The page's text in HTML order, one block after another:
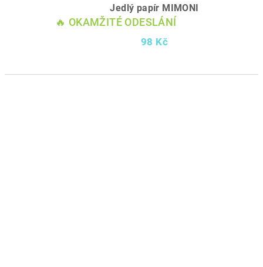
Jedlý papír MIMONI
🔥 OKAMŽITÉ ODESLÁNÍ
98 Kč